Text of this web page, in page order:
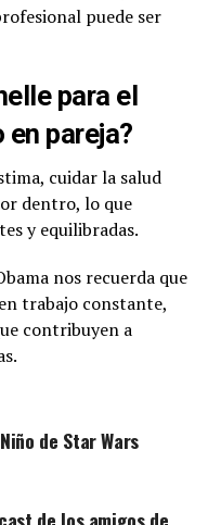
puede ser
para el
pareja?
cuidar la salud
dentro, lo que
y equilibradas.
nos recuerda que
trabajo constante,
contribuyen a
de Star Wars